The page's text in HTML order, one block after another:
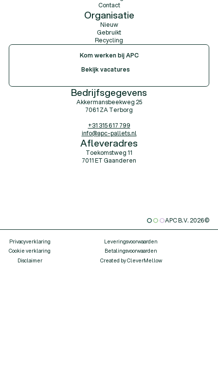
Privacyverklaring
Leveringsvoorwaarden
Cookie verklaring
Betalingsvoorwaarden
Disclaimer
Created by CleverMellow
Contact
Organisatie
Nieuw
Gebruikt
Recycling
Kom werken bij APC
Bekijk vacatures
Bedrijfsgegevens
Akkermansbeekweg 25
7061 ZA Terborg
+31 315 617 799
info@apc-pallets.nl
Afleveradres
Toekomstweg 11
7011 ET Gaanderen
APC B.V.2026©